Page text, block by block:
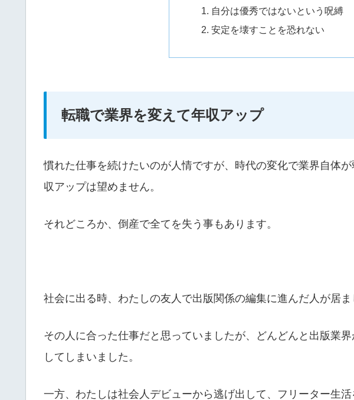
自分は優秀ではないという呪縛
安定を壊すことを恐れない
転職で業界を変えて年収アップ
慣れた仕事を続けたいのが人情ですが、時代の変化で業界自体
収アップは望めません。
それどころか、倒産で全てを失う事もあります。
社会に出る時、わたしの友人で出版関係の編集に進んだ人が居ま
その人に合った仕事だと思っていましたが、どんどんと出版業
してしまいました。
一方、わたしは社会人デビューから逃げ出して、フリーター生活